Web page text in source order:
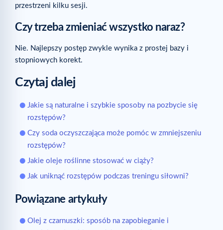
przestrzeni kilku sesji.
Czy trzeba zmieniać wszystko naraz?
Nie. Najlepszy postęp zwykle wynika z prostej bazy i
stopniowych korekt.
Czytaj dalej
Jakie są naturalne i szybkie sposoby na pozbycie się
rozstępów?
Czy soda oczyszczająca może pomóc w zmniejszeniu
rozstępów?
Jakie oleje roślinne stosować w ciąży?
Jak uniknąć rozstępów podczas treningu siłowni?
Powiązane artykuły
Olej z czarnuszki: sposób na zapobieganie i